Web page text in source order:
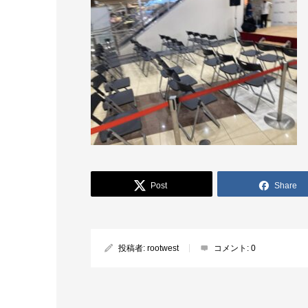
Post Share
投稿者: rootwest コメント: 0